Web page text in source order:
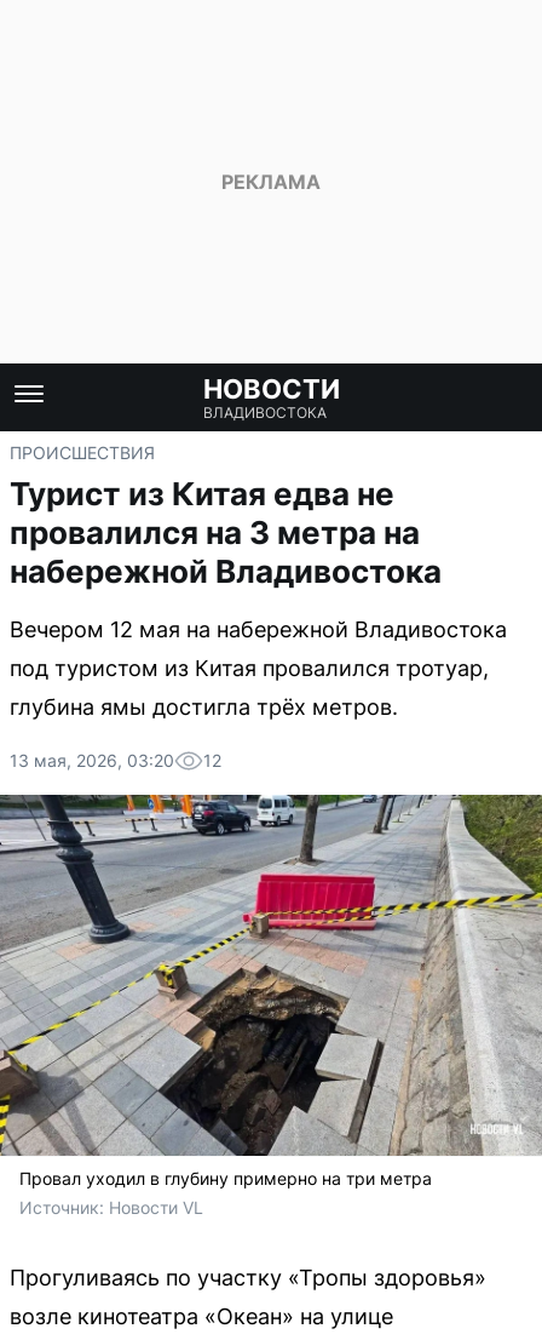
НОВОСТИ
ВЛАДИВОСТОКА
ПРОИСШЕСТВИЯ
Турист из Китая едва не
провалился на 3 метра на
набережной Владивостока
Вечером 12 мая на набережной Владивостока
под туристом из Китая провалился тротуар,
глубина ямы достигла трёх метров.
13 мая, 2026, 03:20 12
Провал уходил в глубину примерно на три метра
Источник: Новости VL
Прогуливаясь по участку «Тропы здоровья»
возле кинотеатра «Океан» на улице